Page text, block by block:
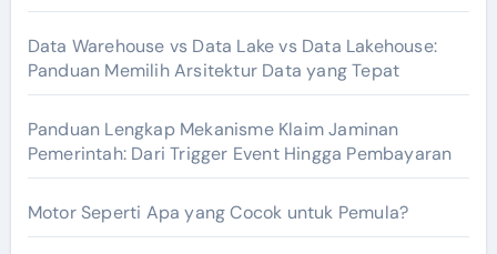
Data Warehouse vs Data Lake vs Data Lakehouse:
Panduan Memilih Arsitektur Data yang Tepat
Panduan Lengkap Mekanisme Klaim Jaminan
Pemerintah: Dari Trigger Event Hingga Pembayaran
Motor Seperti Apa yang Cocok untuk Pemula?